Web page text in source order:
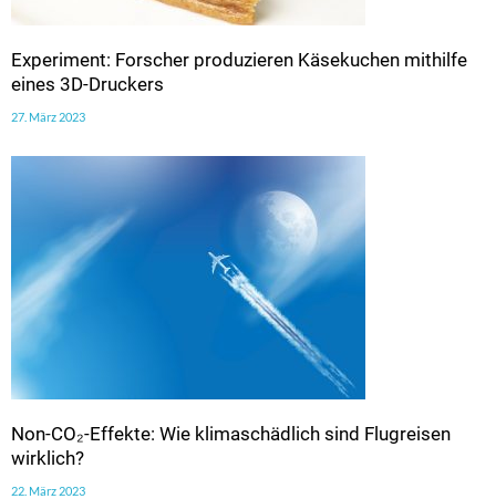
Experiment: Forscher produzieren Käsekuchen mithilfe
eines 3D-Druckers
27. März 2023
Non-CO₂-Effekte: Wie klimaschädlich sind Flugreisen
wirklich?
22. März 2023